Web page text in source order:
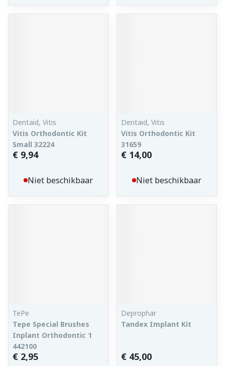
Dentaid, Vitis
Vitis Orthodontic Kit
Small 32224
€ 9,94
Niet beschikbaar
Dentaid, Vitis
Vitis Orthodontic Kit
31659
€ 14,00
Niet beschikbaar
TePe
Tepe Special Brushes
Inplant Orthodontic 1
442100
€ 2,95
Deprophar
Tandex Implant Kit
€ 45,00